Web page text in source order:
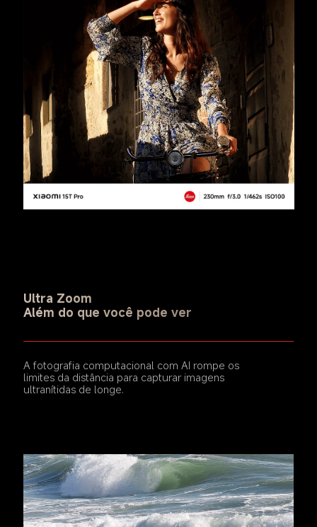
Ultra Zoom
Além do que você pode ver
A fotografia computacional com AI rompe os
limites da distância para capturar imagens
ultranítidas de longe.